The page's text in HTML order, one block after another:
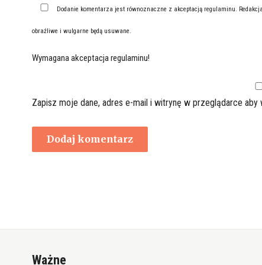
Dodanie komentarza jest równoznaczne z akceptacją regulaminu .
obraźliwe i wulgarne będą usuwane.
Wymagana akceptacja regulaminu!
Zapisz moje dane, adres e-mail i witrynę w przeglądarce aby
Ważne